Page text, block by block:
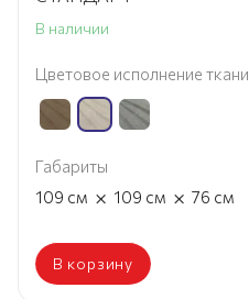
В наличии
Цветовое исполнение ткани
Габариты
109 см × 109 см × 76 см
В корзину